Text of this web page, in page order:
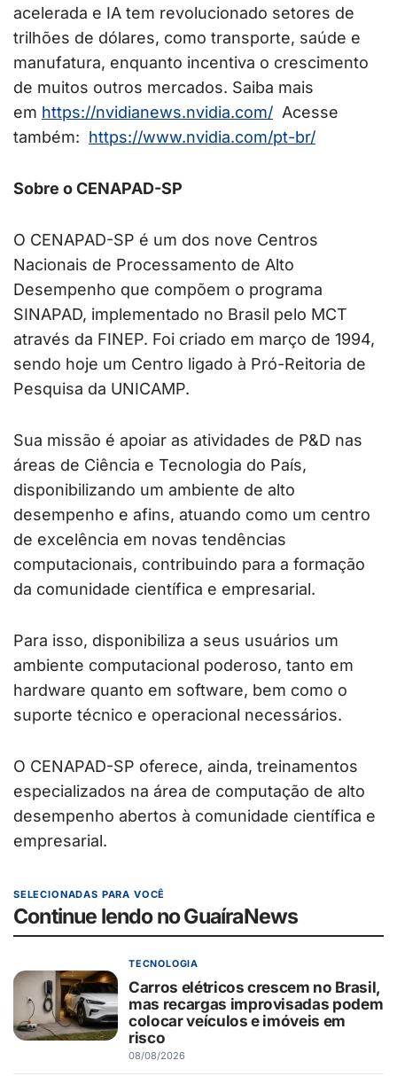
acelerada e IA tem revolucionado setores de
trilhões de dólares, como transporte, saúde e
manufatura, enquanto incentiva o crescimento
de muitos outros mercados. Saiba mais
em https://nvidianews.nvidia.com/ Acesse
também: https://www.nvidia.com/pt-br/
Sobre o CENAPAD-SP
O CENAPAD-SP é um dos nove Centros
Nacionais de Processamento de Alto
Desempenho que compõem o programa
SINAPAD, implementado no Brasil pelo MCT
através da FINEP. Foi criado em março de 1994,
sendo hoje um Centro ligado à Pró-Reitoria de
Pesquisa da UNICAMP.
Sua missão é apoiar as atividades de P&D nas
áreas de Ciência e Tecnologia do País,
disponibilizando um ambiente de alto
desempenho e afins, atuando como um centro
de excelência em novas tendências
computacionais, contribuindo para a formação
da comunidade científica e empresarial.
Para isso, disponibiliza a seus usuários um
ambiente computacional poderoso, tanto em
hardware quanto em software, bem como o
suporte técnico e operacional necessários.
O CENAPAD-SP oferece, ainda, treinamentos
especializados na área de computação de alto
desempenho abertos à comunidade científica e
empresarial.
SELECIONADAS PARA VOCÊ
Continue lendo no GuaíraNews
TECNOLOGIA
Carros elétricos crescem no Brasil,
mas recargas improvisadas podem
colocar veículos e imóveis em
risco
08/08/2026